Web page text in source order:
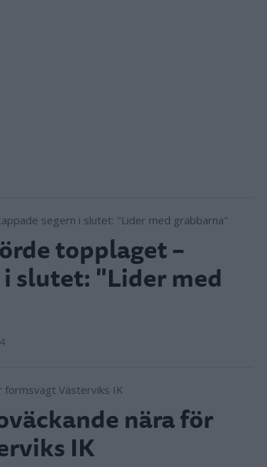
topplaget –
slutet: "Lider med
nära för
IK